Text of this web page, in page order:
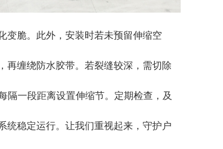
变脆。此外，安装时若未预留伸缩空
再缠绕防水胶带。若裂缝较深，需切除
隔一段距离设置伸缩节。定期检查，及
统稳定运行。让我们重视起来，守护户